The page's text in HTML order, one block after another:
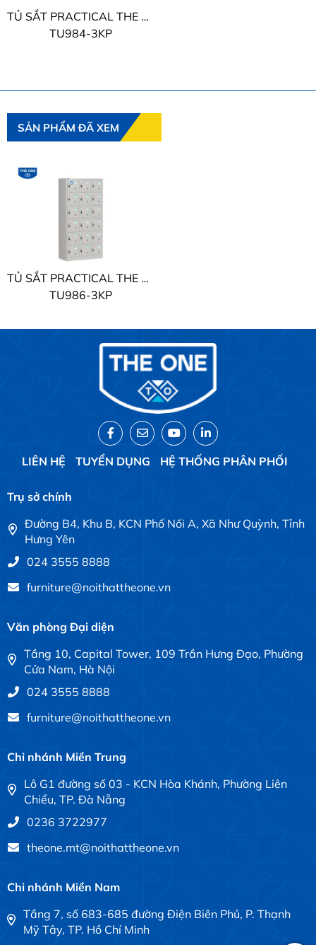
TỦ SẮT PRACTICAL THE ONE
TU984-3KP
SẢN PHẨM ĐÃ XEM
TỦ SẮT PRACTICAL THE ONE
TU986-3KP
LIÊN HỆ TUYỂN DỤNG HỆ THỐNG PHÂN PHỐI
Trụ sở chính
Đường B4, Khu B, KCN Phố Nối A, Xã Như Quỳnh, Tỉnh
Hưng Yên
024 3555 8888
furniture@noithattheone.vn
Văn phòng Đại diện
Tầng 10, Capital Tower, 109 Trần Hưng Đạo, Phường
Cửa Nam, Hà Nội
024 3555 8888
furniture@noithattheone.vn
Chi nhánh Miền Trung
Lô G1 đường số 03 - KCN Hòa Khánh, Phường Liên
Chiểu, TP. Đà Nẵng
0236 3722977
theone.mt@noithattheone.vn
Chi nhánh Miền Nam
Tầng 7, số 683-685 đường Điện Biên Phủ, P. Thạnh
Mỹ Tây, TP. Hồ Chí Minh